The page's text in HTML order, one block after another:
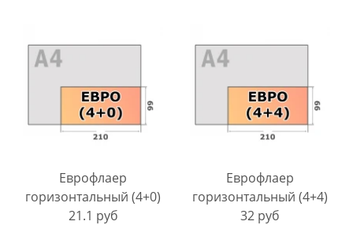
Еврофлаер
горизонтальный (4+0)
21.1 руб
Еврофлаер
горизонтальный (4+4)
32 руб